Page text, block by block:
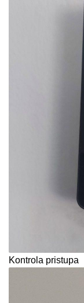
Kontrola pristupa